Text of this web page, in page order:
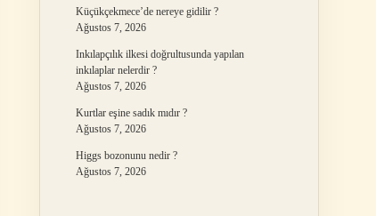
Küçükçekmece’de nereye gidilir ?
Ağustos 7, 2026
Inkılapçılık ilkesi doğrultusunda yapılan
inkılaplar nelerdir ?
Ağustos 7, 2026
Kurtlar eşine sadık mıdır ?
Ağustos 7, 2026
Higgs bozonunu nedir ?
Ağustos 7, 2026